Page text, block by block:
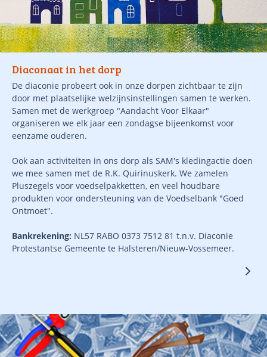
Diaconaat in het dorp
De diaconie probeert ook in onze dorpen zichtbaar te zijn
door met plaatselijke welzijnsinstellingen samen te werken.
Samen met de werkgroep "Aandacht Voor Elkaar"
organiseren we elk jaar een zondagse bijeenkomst voor
eenzame ouderen.
Ook aan activiteiten in ons dorp als SAM's kledingactie doen
we mee samen met de R.K. Quirinuskerk. We zamelen
Pluszegels voor voedselpakketten, en veel houdbare
produkten voor ondersteuning van de Voedselbank "Goed
Ontmoet".
Bankrekening: NL57 RABO 0373 7512 81 t.n.v. Diaconie
Protestantse Gemeente te Halsteren/Nieuw-Vossemeer.